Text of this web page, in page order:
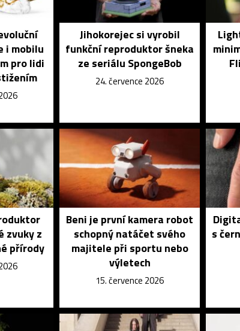
i mobilu
pro lidi
Jihokorejec si vyrobil
funkční reproduktor šneka
ze seriálu SpongeBob
24. července 2026
zvuky z
přírody
Beni je první kamera robot
schopný natáčet svého
majitele při sportu nebo
výletech
15. července 2026
s